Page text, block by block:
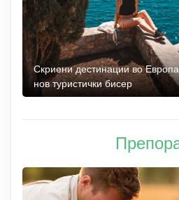
Скриени дестинации во
нов туристички бисер